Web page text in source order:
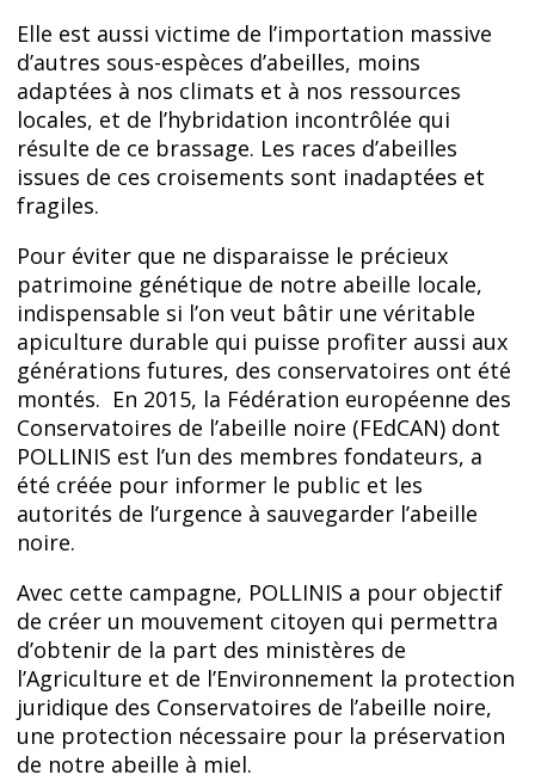
Elle est aussi victime de l’importation massive
d’autres sous-espèces d’abeilles, moins
adaptées à nos climats et à nos ressources
locales, et de l’hybridation incontrôlée qui
résulte de ce brassage. Les races d’abeilles
issues de ces croisements sont inadaptées et
fragiles.
Pour éviter que ne disparaisse le précieux
patrimoine génétique de notre abeille locale,
indispensable si l’on veut bâtir une véritable
apiculture durable qui puisse profiter aussi aux
générations futures, des conservatoires ont été
montés. En 2015, la Fédération européenne des
Conservatoires de l’abeille noire (FEdCAN) dont
POLLINIS est l’un des membres fondateurs, a
été créée pour informer le public et les
autorités de l’urgence à sauvegarder l’abeille
noire.
Avec cette campagne, POLLINIS a pour objectif
de créer un mouvement citoyen qui permettra
d’obtenir de la part des ministères de
l’Agriculture et de l’Environnement la protection
juridique des Conservatoires de l’abeille noire,
une protection nécessaire pour la préservation
de notre abeille à miel.